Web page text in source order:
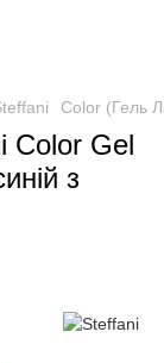
Color (Гель
Color Gel
з